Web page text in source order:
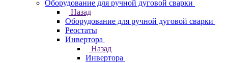
Оборудование для ручной дуговой сварки
Назад
Оборудование для ручной дуговой сварки
Реостаты
Инвертора
Назад
Инвертора